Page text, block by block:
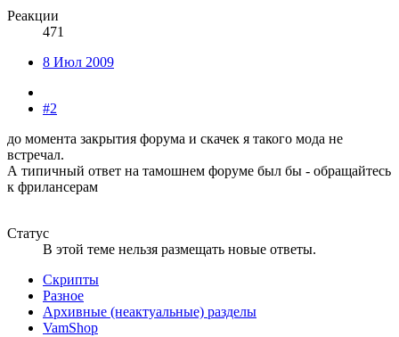
Реакции
471
8 Июл 2009
#2
до момента закрытия форума и скачек я такого мода не
встречал.
А типичный ответ на тамошнем форуме был бы - обращайтесь
к фрилансерам
Статус
В этой теме нельзя размещать новые ответы.
Скрипты
Разное
Архивные (неактуальные) разделы
VamShop